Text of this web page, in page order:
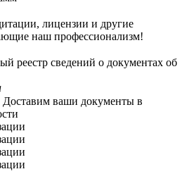
лицензии и другие
наш профессионализм!
реестр сведений о документах об
Доставим ваши документы в